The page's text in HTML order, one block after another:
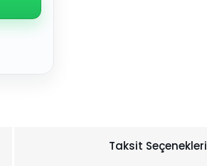
Taksit Seçenekleri